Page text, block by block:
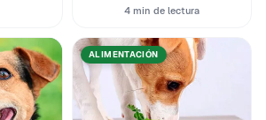
4 min de lectura
ALIMENTACIÓN